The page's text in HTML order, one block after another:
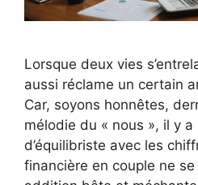
Lorsque deux vies
aussi réclame un certain
Car, soyons honnêtes,
mélodie du « nous », il y
d’équilibriste avec les
financière en couple ne